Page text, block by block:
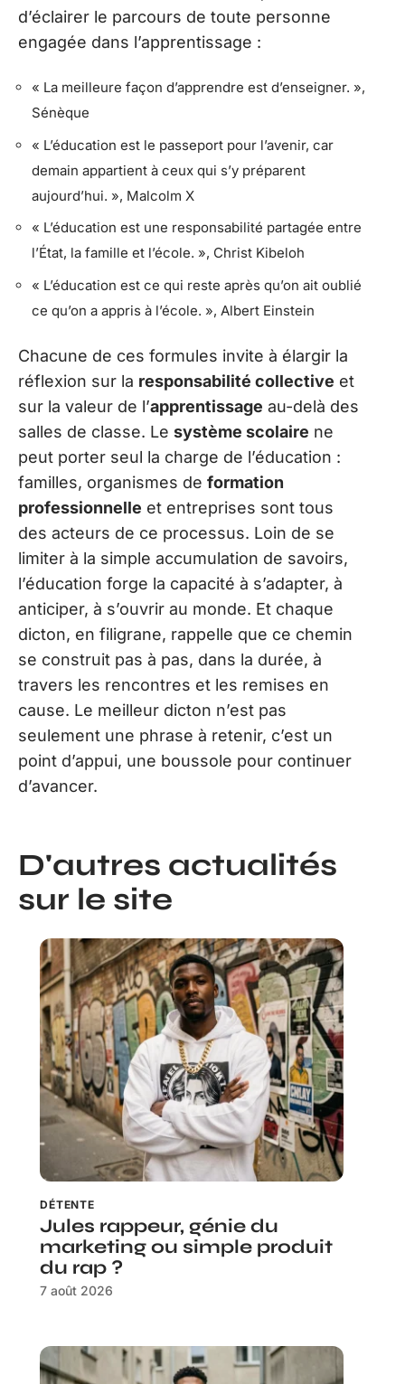
d’éclairer le parcours de toute personne
engagée dans l’apprentissage :
« La meilleure façon d’apprendre est d’enseigner. »,
Sénèque
« L’éducation est le passeport pour l’avenir, car
demain appartient à ceux qui s’y préparent
aujourd’hui. », Malcolm X
« L’éducation est une responsabilité partagée entre
l’État, la famille et l’école. », Christ Kibeloh
« L’éducation est ce qui reste après qu’on ait oublié
ce qu’on a appris à l’école. », Albert Einstein
Chacune de ces formules invite à élargir la
réflexion sur la responsabilité collective et
sur la valeur de l’apprentissage au-delà des
salles de classe. Le système scolaire ne
peut porter seul la charge de l’éducation :
familles, organismes de formation
professionnelle et entreprises sont tous
des acteurs de ce processus. Loin de se
limiter à la simple accumulation de savoirs,
l’éducation forge la capacité à s’adapter, à
anticiper, à s’ouvrir au monde. Et chaque
dicton, en filigrane, rappelle que ce chemin
se construit pas à pas, dans la durée, à
travers les rencontres et les remises en
cause. Le meilleur dicton n’est pas
seulement une phrase à retenir, c’est un
point d’appui, une boussole pour continuer
d’avancer.
D'autres actualités
sur le site
DÉTENTE
Jules rappeur, génie du
marketing ou simple produit
du rap ?
7 août 2026